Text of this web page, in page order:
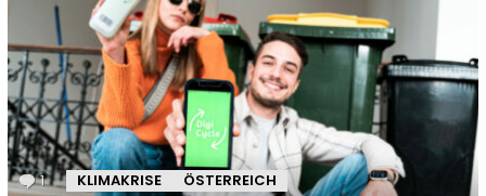
1 Kommentar
KLIMAKRISE ÖSTERREICH